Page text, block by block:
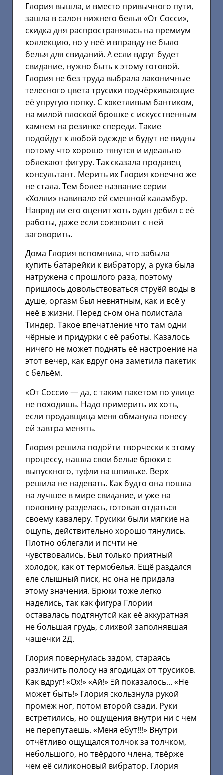
Глория вышла, и вместо привычного пути,
зашла в салон нижнего белья «От Сосси»,
скидка дня распространялась на премиум
коллекцию, но у неё и вправду не было
белья для свиданий. А если вдруг будет
свидание, нужно быть к этому готовой.
Глория не без труда выбрала лаконичные
телесного цвета трусики подчёркивающие
её упругую попку. С кокетливым бантиком,
на милой плоской брошке с искусственным
камнем на резинке спереди. Такие
подойдут к любой одежде и будут не видны
потому что хорошо тянутся и идеально
облекают фигуру. Так сказала продавец
консультант. Мерить их Глория конечно же
не стала. Тем более название серии
«Холли» навивало ей смешной каламбур.
Навряд ли его оценит хоть один дебил с её
работы, даже если соизволит с ней
заговорить.
Дома Глория вспомнила, что забыла
купить батарейки к вибратору, а рука была
натружена с прошлого раза, поэтому
пришлось довольствоваться струёй воды в
душе, оргазм был невнятным, как и всё у
неё в жизни. Перед сном она полистала
Тиндер. Такое впечатление что там одни
чёрные и придурки с её работы. Казалось
ничего не может поднять её настроение на
этот вечер, как вдруг она заметила пакетик
с бельём.
«От Сосси» — да, с таким пакетом по улице
не походишь. Надо примерить их хоть,
если продавщица меня обманула понесу
ей завтра менять.
Глория решила подойти творчески к этому
процессу, нашла свои белые брюки с
выпускного, туфли на шпильке. Верх
решила не надевать. Как будто она пошла
на лучшее в мире свидание, и уже на
половину разделась, готовая отдаться
своему кавалеру. Трусики были мягкие на
ощупь, действительно хорошо тянулись.
Плотно облегали и почти не
чувствовались. Был только приятный
холодок, как от термобелья. Ещё раздался
еле слышный писк, но она не придала
этому значения. Брюки тоже легко
наделись, так как фигура Глории
оставалась подтянутой как её аккуратная
не большая грудь, с лихвой заполнявшая
чашечки 2Д.
Глория повернулась задом, стараясь
различить полосу на ягодицах от трусиков.
Как вдруг! «Ох!» «Ай!» Ей показалось… «Не
может быть!» Глория скользнула рукой
промеж ног, потом второй сзади. Руки
встретились, но ощущения внутри ни с чем
не перепутаешь. «Меня ебут!!!» Внутри
отчётливо ощущался толчок за толчком,
небольшого, но твёрдого члена, твёрже
чем её силиконовый вибратор. Глория